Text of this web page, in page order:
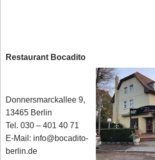
Restaurant Bocadito
Donnersmarckallee 9,
13465 Berlin
Tel. 030 – 401 40 71
E-Mail: info@bocadito-
berlin.de